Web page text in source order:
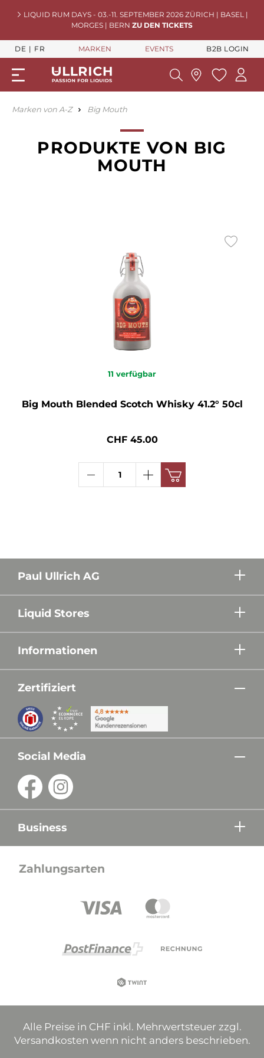
LIQUID RUM DAYS - 03.-11. SEPTEMBER 2026 ZÜRICH | BASEL |
MORGES | BERN ZU DEN TICKETS
DE FR MARKEN EVENTS B2B LOGIN
Marken von A-Z Big Mouth
PRODUKTE VON BIG
MOUTH
11 verfügbar
Big Mouth Blended Scotch Whisky 41.2° 50cl
CHF 45.00
Paul Ullrich AG
Liquid Stores
Informationen
Zertifiziert
Social Media
Business
Zahlungsarten
Alle Preise in CHF inkl. Mehrwertsteuer zzgl.
Versandkosten wenn nicht anders beschrieben.